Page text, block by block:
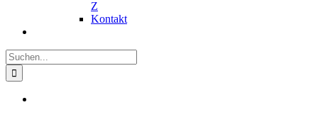
Z
Kontakt
Suche
nach: